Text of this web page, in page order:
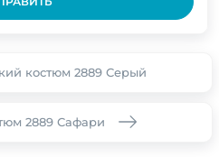
костюм 2889 Серый
2889 Сафари